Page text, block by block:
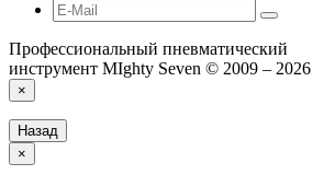
Профессиональный пневматический
инструмент MIghty Seven © 2009 – 2026
×
Назад
×